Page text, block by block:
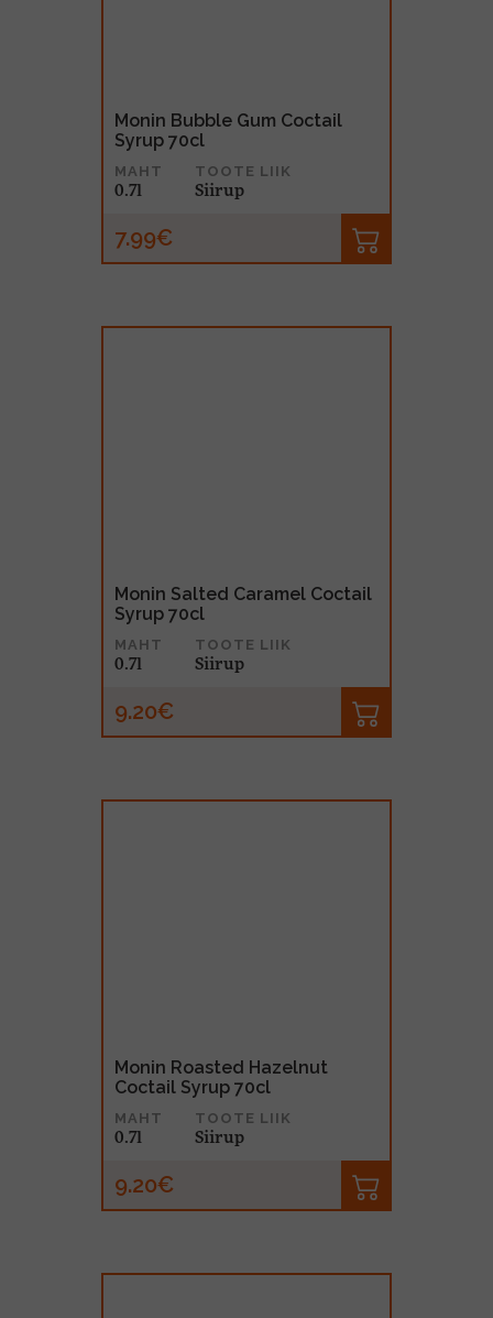
Monin Bubble Gum Coctail
Syrup 70cl
MAHT
0.7l
TOOTE LIIK
Siirup
7.99€
Monin Salted Caramel Coctail
Syrup 70cl
MAHT
0.7l
TOOTE LIIK
Siirup
9.20€
Monin Roasted Hazelnut
Coctail Syrup 70cl
MAHT
0.7l
TOOTE LIIK
Siirup
9.20€